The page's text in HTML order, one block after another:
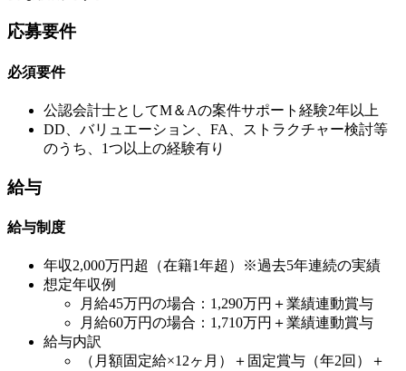
応募要件
必須要件
公認会計士としてM＆Aの案件サポート経験2年以上
DD、バリュエーション、FA、ストラクチャー検討等
のうち、1つ以上の経験有り
給与
給与制度
年収2,000万円超（在籍1年超）※過去5年連続の実績
想定年収例
月給45万円の場合：1,290万円＋業績連動賞与
月給60万円の場合：1,710万円＋業績連動賞与
給与内訳
（月額固定給×12ヶ月）＋固定賞与（年2回）＋